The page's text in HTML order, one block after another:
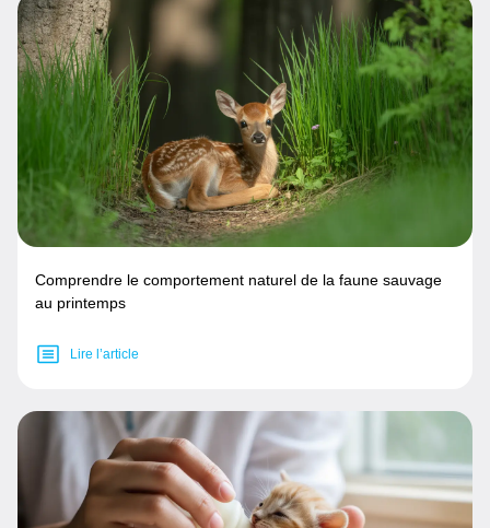
Comprendre le comportement naturel de la faune sauvage
au printemps
Lire l’article